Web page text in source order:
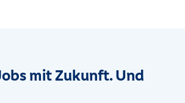
mit Zukunft. Und